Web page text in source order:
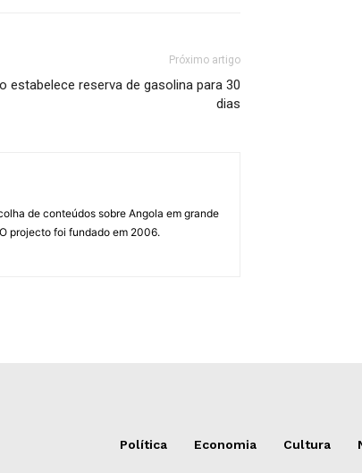
Próximo artigo
estabelece reserva de gasolina para 30
dias
de conteúdos sobre Angola em grande
projecto foi fundado em 2006.
Política Economia Cultura